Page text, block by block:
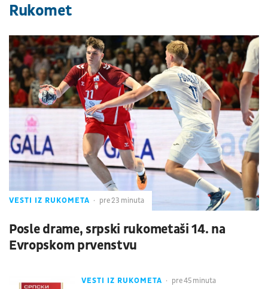
Rukomet
VESTI IZ RUKOMETA pre 23 minuta
Posle drame, srpski rukometaši 14. na
Evropskom prvenstvu
VESTI IZ RUKOMETA pre 45 minuta